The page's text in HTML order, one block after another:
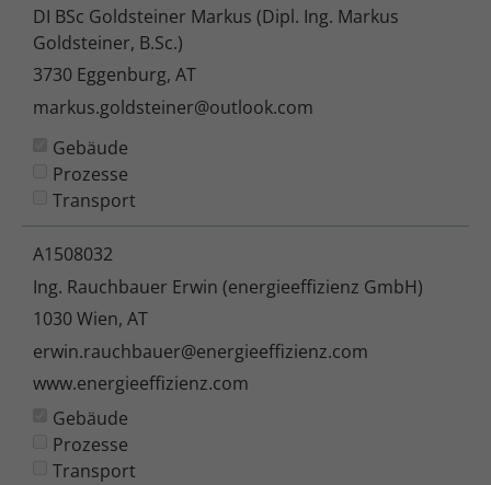
DI BSc Goldsteiner Markus (Dipl. Ing. Markus
Goldsteiner, B.Sc.)
3730 Eggenburg, AT
markus.goldsteiner@outlook.com
Gebäude
Prozesse
Transport
A1508032
Ing. Rauchbauer Erwin (energieeffizienz GmbH)
1030 Wien, AT
erwin.rauchbauer@energieeffizienz.com
www.energieeffizienz.com
Gebäude
Prozesse
Transport